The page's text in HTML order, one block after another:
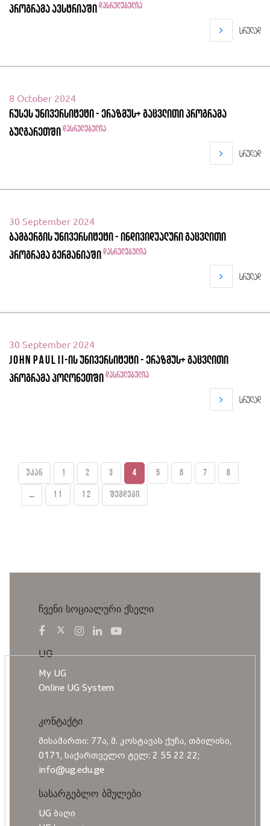
პროგრამა ავსტრიაში დასრულებულია
სრულად
8 October 2024
რუსეს უნივერსიტეტი - ერაზმუს+ გაცვლითი პროგრამა
ბულგარეთში დასრულებულია
სრულად
30 September 2024
ბამბერგის უნივერსიტეტი - ინდივიდუალური გაცვლითი
პროგრამა გერმანიაში დასრულებულია
სრულად
30 September 2024
John Paul II-ის უნივერსიტეტი - ერაზმუს+ გაცვლითი
პროგრამა პოლონეთში დასრულებულია
სრულად
უკან 1 2 3 4 5 6 7 8
... 11 12 შემდეგი
ჩვენი სოციალური ქსელი
UG
My UG
Online UG System
კონტაქტი
მისამართი: 77ა, მ. კოსტავას ქუჩა, თბილისი,
0171, საქართველო ტელ: 2 55 22 22;
info@ug.edu.ge
სასარგებლო ბმულები
UG ბაღი